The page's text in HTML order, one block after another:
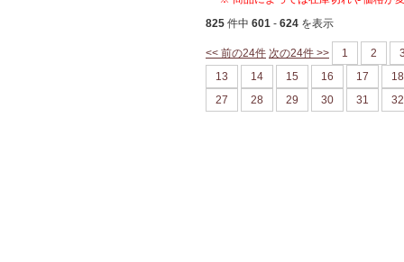
825 件中 601 - 624 を表示
<< 前の24件 次の24件 >> 1 2
13
14 15 16 17
18
27
28 29 30 31 32